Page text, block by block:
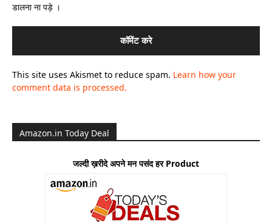
डालना ना पड़े ।
This site uses Akismet to reduce spam. Learn how your
comment data is processed.
Amazon.in Today Deal
जल्दी ख़रीदे अपने मन पसंद हर Product